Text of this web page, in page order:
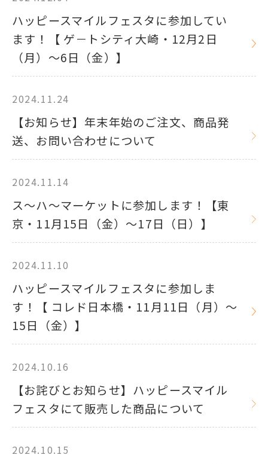
ハッピースマイルフェスタに参加してい
ます！【 ゲ－トシティ大崎・12月2日
（月）～6日（金）】
2024.11.24
【お知らせ】年末年始のご注文、商品発
送、お問い合わせについて
2024.11.14
ス～ハ～マーケットに参加します！【東
京・11月15日（金）～17日（日）】
2024.11.10
ハッピースマイルフェスタに参加しま
す！【 コレド日本橋・11月11日（月）～
15日（金）】
2024.10.16
【お詫びとお知らせ】ハッピースマイル
フェスタにて販売した商品について
2024.10.15